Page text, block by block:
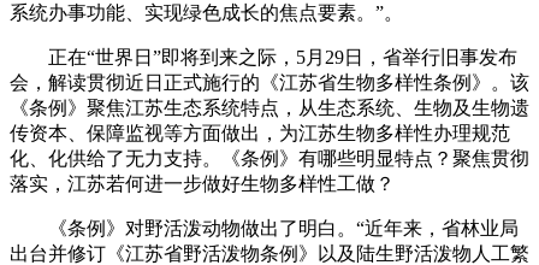
系统办事功能、实现绿色成长的焦点要素。”。
正在“世界日”即将到来之际，5月29日，省举行旧事发布
会，解读贯彻近日正式施行的《江苏省生物多样性条例》。该
《条例》聚焦江苏生态系统特点，从生态系统、生物及生物遗
传资本、保障监视等方面做出，为江苏生物多样性办理规范
化、化供给了无力支持。《条例》有哪些明显特点？聚焦贯彻
落实，江苏若何进一步做好生物多样性工做？
《条例》对野活泼动物做出了明白。“近年来，省林业局
出台并修订《江苏省野活泼物条例》以及陆生野活泼物人工繁